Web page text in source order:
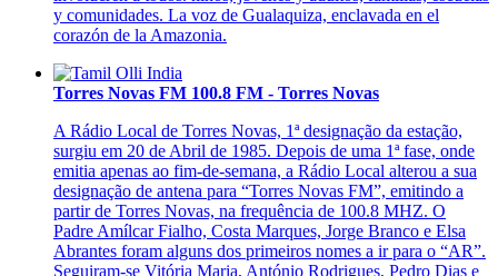
y comunidades. La voz de Gualaquiza, enclavada en el
corazón de la Amazonia.
Torres Novas FM 100.8 FM - Torres Novas
A Rádio Local de Torres Novas, 1ª designação da estação,
surgiu em 20 de Abril de 1985. Depois de uma 1ª fase, onde
emitia apenas ao fim-de-semana, a Rádio Local alterou a sua
designação de antena para “Torres Novas FM”, emitindo a
partir de Torres Novas, na frequência de 100.8 MHZ. O
Padre Amílcar Fialho, Costa Marques, Jorge Branco e Elsa
Abrantes foram alguns dos primeiros nomes a ir para o “AR”.
Seguiram-se Vitória Maria, António Rodrigues, Pedro Dias e